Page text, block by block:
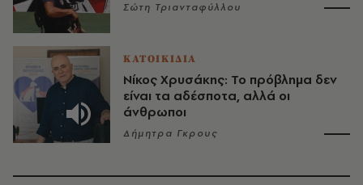
Σώτη Τριανταφύλλου
ΚΑΤΟΙΚΙΔΙΑ
Νίκος Χρυσάκης: Το πρόβλημα δεν
είναι τα αδέσποτα, αλλά οι
άνθρωποι
Δήμητρα Γκρους